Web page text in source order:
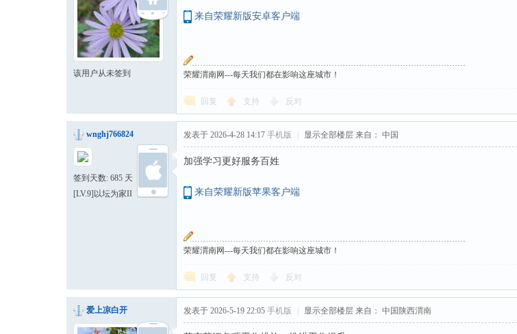
该用户从未签到
来自荣耀新版安卓客户端
荣耀渭南网---每天我们都在影响这座城市！
回复 支持 反对
wnghj766824
签到天数: 685 天
[LV.9]以坛为家II
发表于 2026-4-28 14:17 手机版 显示全部楼层 来自： 中国
加强学习更好服务百姓
来自荣耀新版苹果客户端
荣耀渭南网---每天我们都在影响这座城市！
回复 支持 反对
爱上凉白开 发表于 2026-5-19 22:05 手机版 显示全部楼层 来自： 中国陕西渭南